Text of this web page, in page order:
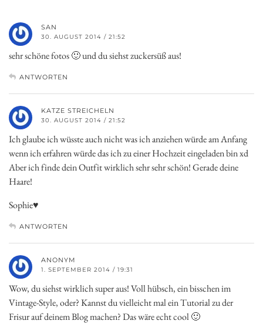
SAN
30. AUGUST 2014 / 21:52
sehr schöne fotos 🙂 und du siehst zuckersüß aus!
ANTWORTEN
KATZE STREICHELN
30. AUGUST 2014 / 21:52
Ich glaube ich wüsste auch nicht was ich anziehen würde am Anfang
wenn ich erfahren würde das ich zu einer Hochzeit eingeladen bin xd
Aber ich finde dein Outfit wirklich sehr sehr schön! Gerade deine
Haare!
Sophie♥
ANTWORTEN
ANONYM
1. SEPTEMBER 2014 / 19:31
Wow, du siehst wirklich super aus! Voll hübsch, ein bisschen im
Vintage-Style, oder? Kannst du vielleicht mal ein Tutorial zu der
Frisur auf deinem Blog machen? Das wäre echt cool 🙂